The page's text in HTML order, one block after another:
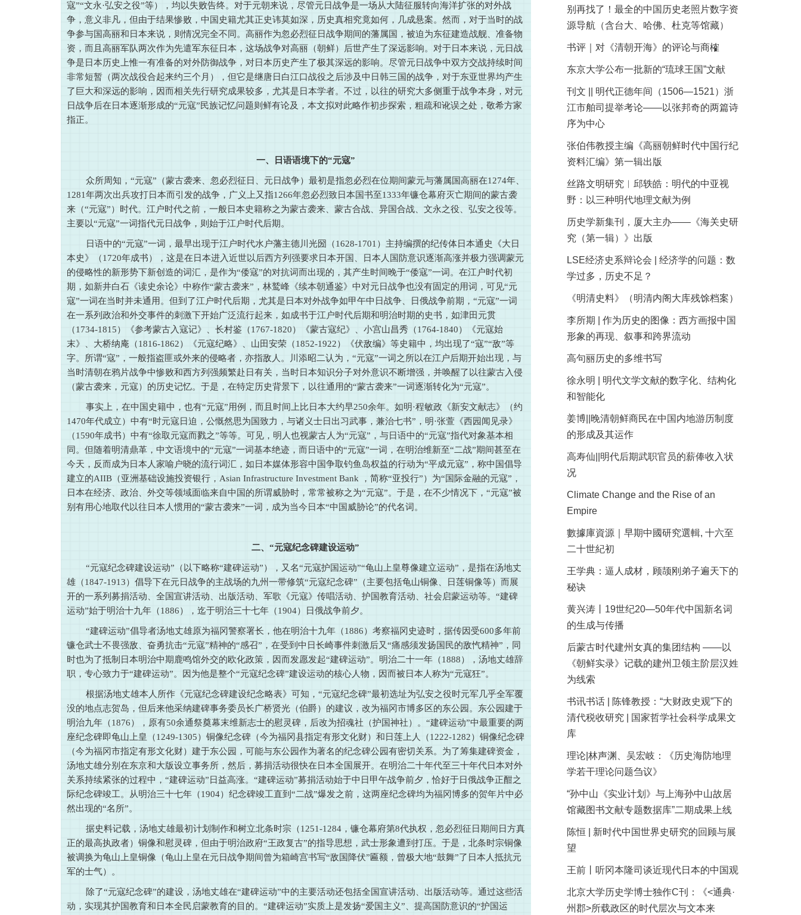
寇”“文永·弘安之役”等），均以失败告终。对于元朝来说，尽管元日战争是一场从大陆征服转向海洋扩张的对外战
争，意义非凡，但由于结果惨败，中国史籍尤其正史讳莫如深，历史真相究竟如何，几成悬案。然而，对于当时的战
争参与国高丽和日本来说，则情况完全不同。高丽作为忽必烈征日战争期间的藩属国，被迫为东征建造战舰、准备物
资，而且高丽军队两次作为先遣军东征日本，这场战争对高丽（朝鲜）后世产生了深远影响。对于日本来说，元日战
争是日本历史上惟一有准备的对外防御战争，对日本历史产生了极其深远的影响。尽管元日战争中双方交战持续时间
非常短暂（两次战役合起来约三个月），但它是继唐日白江口战役之后涉及中日韩三国的战争，对于东亚世界均产生
了巨大和深远的影响，因而相关先行研究成果较多，尤其是日本学者。不过，以往的研究大多侧重于战争本身，对元
日战争后在日本逐渐形成的“元寇”民族记忆问题则鲜有论及，本文拟对此略作初步探索，粗疏和讹误之处，敬希方家
指正。
一、日语语境下的“元寇”
众所周知，“元寇”（蒙古袭来、忽必烈征日、元日战争）最初是指忽必烈在位期间蒙元与藩属国高丽在1274年、
1281年两次出兵攻打日本而引发的战争，广义上又指1266年忽必烈致日本国书至1333年镰仓幕府灭亡期间的蒙古袭
来（“元寇”）时代。江户时代之前，一般日本史籍称之为蒙古袭来、蒙古合战、异国合战、文永之役、弘安之役等。
主要以“元寇”一词指代元日战争，则始于江户时代后期。
日语中的“元寇”一词，最早出现于江户时代水户藩主德川光圀（1628-1701）主持编撰的纪传体日本通史《大日
本史》（1720年成书），这是在日本进入近世以后西方列强要求日本开国、日本人国防意识逐渐高涨并极力强调蒙元
的侵略性的新形势下新创造的词汇，是作为“倭寇”的对抗词而出现的，其产生时间晚于“倭寇”一词。在江户时代初
期，如新井白石《读史余论》中称作“蒙古袭来”，林鹫峰《续本朝通鉴》中对元日战争也没有固定的用词，可见“元
寇”一词在当时并未通用。但到了江户时代后期，尤其是日本对外战争如甲午中日战争、日俄战争前期，“元寇”一词
在一系列政治和外交事件的刺激下开始广泛流行起来，如成书于江户时代后期和明治时期的史书，如津田元贯
（1734-1815）《参考蒙古入寇记》、长村鉴（1767-1820）《蒙古寇纪》、小宫山昌秀（1764-1840）《元寇始
末》、大桥纳庵（1816-1862）《元寇纪略》、山田安荣（1852-1922）《伏敌编》等史籍中，均出现了“寇”“敌”等
字。所谓“寇”，一般指盗匪或外来的侵略者，亦指敌人。川添昭二认为，“元寇”一词之所以在江户后期开始出现，与
当时清朝在鸦片战争中惨败和西方列强频繁赴日有关，当时日本知识分子对外意识不断增强，并唤醒了以往蒙古入侵
（蒙古袭来，元寇）的历史记忆。于是，在特定历史背景下，以往通用的“蒙古袭来”一词逐渐转化为“元寇”。
事实上，在中国史籍中，也有“元寇”用例，而且时间上比日本大约早250余年。如明·程敏政《新安文献志》（约
1470年代成立）中有“时元寇日迫，公慨然思为国致力，与诸义士日出习武事，兼治七书”，明·张萱《西园闻见录》
（1590年成书）中有“徐取元寇而戮之”等等。可见，明人也视蒙古人为“元寇”，与日语中的“元寇”指代对象基本相
同。但随着明清鼎革，中文语境中的“元寇”一词基本绝迹，而日语中的“元寇”一词，在明治维新至“二战”期间甚至在
今天，反而成为日本人家喻户晓的流行词汇，如日本媒体形容中国争取钓鱼岛权益的行动为“平成元寇”，称中国倡导
建立的AIIB（亚洲基础设施投资银行，Asian Infrastructure Investment Bank ，简称“亚投行”）为“国际金融的元寇”，
日本在经济、政治、外交等领域面临来自中国的所谓威胁时，常常被称之为“元寇”。于是，在不少情况下，“元寇”被
别有用心地取代以往日本人惯用的“蒙古袭来”一词，成为当今日本“中国威胁论”的代名词。
二、“元寇纪念碑建设运动”
“元寇纪念碑建设运动”（以下略称“建碑运动”），又名“元寇护国运动”“龟山上皇尊像建立运动”，是指在汤地丈
雄（1847-1913）倡导下在元日战争的主战场的九州一带修筑“元寇纪念碑”（主要包括龟山铜像、日莲铜像等）而展
开的一系列募捐活动、全国宣讲活动、出版活动、军歌《元寇》传唱活动、护国教育活动、社会启蒙运动等。“建碑
运动”始于明治十九年（1886），迄于明治三十七年（1904）日俄战争前夕。
“建碑运动”倡导者汤地丈雄原为福冈警察署长，他在明治十九年（1886）考察福冈史迹时，据传因受600多年前
镰仓武士不畏强敌、奋勇抗击“元寇”精神的“感召”，在受到中日长崎事件刺激后又“痛感须发扬国民的敌忾精神”，同
时也为了抵制日本明治中期鹿鸣馆外交的欧化政策，因而发愿发起“建碑运动”。明治二十一年（1888），汤地丈雄辞
职，专心致力于“建碑运动”。因为他是整个“元寇纪念碑”建设运动的核心人物，因而被日本人称为“元寇狂”。
根据汤地丈雄本人所作《元寇纪念碑建设纪念略表》可知，“元寇纪念碑”最初选址为弘安之役时元军几乎全军覆
没的地点志贺岛，但后来他采纳建碑事务委员长广桥贤光（伯爵）的建议，改为福冈市博多区的东公园。东公园建于
明治九年（1876），原有50余通祭奠幕末维新志士的慰灵碑，后改为招魂社（护国神社）。“建碑运动”中最重要的两
座纪念碑即龟山上皇（1249-1305）铜像纪念碑（今为福冈县指定有形文化财）和日莲上人（1222-1282）铜像纪念碑
（今为福冈市指定有形文化财）建于东公园，可能与东公园作为著名的纪念碑公园有密切关系。为了筹集建碑资金，
汤地丈雄分别在东京和大版设立事务所，然后，募捐活动很快在日本全国展开。在明治二十年代至三十年代日本对外
关系持续紧张的过程中，“建碑运动”日益高涨。“建碑运动”募捐活动始于中日甲午战争前夕，恰好于日俄战争正酣之
际纪念碑竣工。从明治三十七年（1904）纪念碑竣工直到“二战”爆发之前，这两座纪念碑均为福冈博多的贺年片中必
然出现的“名所”。
据史料记载，汤地丈雄最初计划制作和树立北条时宗（1251-1284，镰仓幕府第8代执权，忽必烈征日期间日方真
正的最高执政者）铜像和慰灵碑，但由于明治政府“王政复古”的指导思想，武士形象遭到打压。于是，北条时宗铜像
被调换为龟山上皇铜像（龟山上皇在元日战争期间曾为箱崎宫书写“敌国降伏”匾额，曾极大地“鼓舞”了日本人抵抗元
军的士气）。
除了“元寇纪念碑”的建设，汤地丈雄在“建碑运动”中的主要活动还包括全国宣讲活动、出版活动等。通过这些活
动，实现其护国教育和日本全民启蒙教育的目的。“建碑运动”实质上是发扬“爱国主义”、提高国防意识的“护国运
别再找了！最全的中国历史老照片数字资
源导航（含台大、哈佛、杜克等馆藏）
书评｜对《清朝开海》的评论与商榷
东京大学公布一批新的“琉球王国”文献
刊文 || 明代正德年间（1506—1521）浙
江市舶司提举考论——以张邦奇的两篇诗
序为中心
张伯伟教授主编《高丽朝鲜时代中国行纪
资料汇编》第一辑出版
丝路文明研究︱邱轶皓：明代的中亚视
野：以三种明代地理文献为例
历史学新集刊，厦大主办——《海关史研
究（第一辑）》出版
LSE经济史系辩论会 | 经济学的问题：数
学过多，历史不足？
《明清史料》（明清内阁大库残馀档案）
李所期 | 作为历史的图像：西方画报中国
形象的再现、叙事和跨界流动
高句丽历史的多维书写
徐永明 | 明代文学文献的数字化、结构化
和智能化
姜博||晚清朝鲜商民在中国内地游历制度
的形成及其运作
高寿仙||明代后期武职官员的薪俸收入状
况
Climate Change and the Rise of an
Empire
數據庫資源｜早期中國研究選輯, 十六至
二十世紀初
王学典：逼人成材，顾颉刚弟子遍天下的
秘诀
黄兴涛丨19世纪20—50年代中国新名词
的生成与传播
后蒙古时代建州女真的集团结构 ——以
《朝鲜实录》记载的建州卫领主阶层汉姓
为线索
书讯书话 | 陈锋教授：“大财政史观”下的
清代税收研究 | 国家哲学社会科学成果文
库
理论|林声渊、吴宏岐：《历史海防地理
学若干理论问题刍议》
“孙中山《实业计划》与上海孙中山故居
馆藏图书文献专题数据库”二期成果上线
陈恒 | 新时代中国世界史研究的回顾与展
望
王前丨听冈本隆司谈近现代日本的中国观
北京大学历史学博士独作C刊：《<通典·
州郡>所载政区的时代层次与文本来